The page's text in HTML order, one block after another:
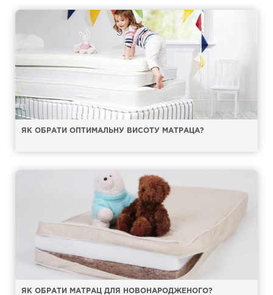
ЯК ОБРАТИ ОПТИМАЛЬНУ ВИСОТУ МАТРАЦА?
ЯК ОБРАТИ МАТРАЦ ДЛЯ НОВОНАРОДЖЕНОГО?